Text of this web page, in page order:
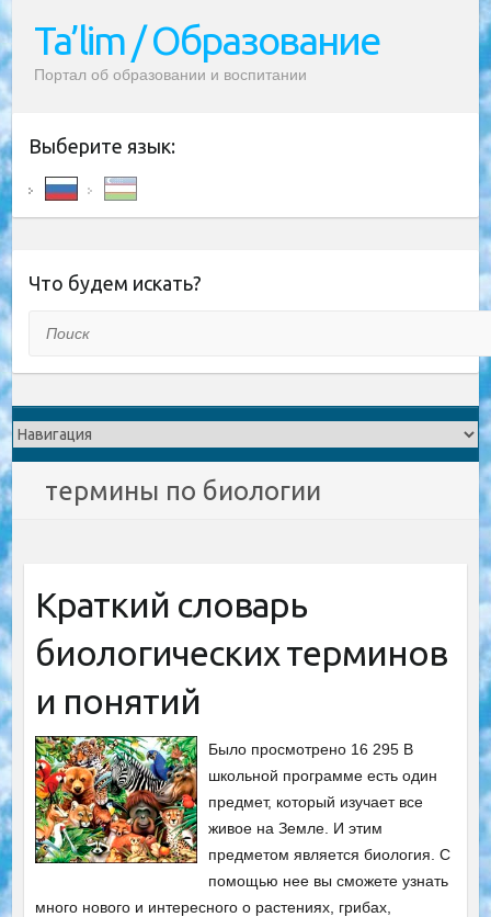
Ta’lim / Образование
Портал об образовании и воспитании
Выберите язык:
Что будем искать?
термины по биологии
Краткий словарь
биологических терминов
и понятий
Было просмотрено 16 295 В
школьной программе есть один
предмет, который изучает все
живое на Земле. И этим
предметом является биология. С
помощью нее вы сможете узнать
много нового и интересного о растениях, грибах,